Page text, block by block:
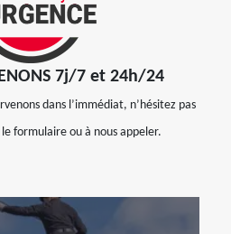
7j/7 et 24h/24
dans l’immédiat, n’hésitez pas
formulaire ou à nous appeler.